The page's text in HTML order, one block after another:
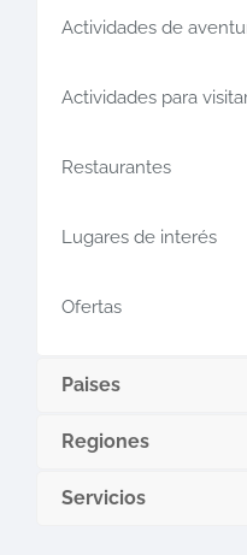
Actividades de
Actividades para
Restaurantes
Lugares de interés
Ofertas
Paises
Regiones
Servicios